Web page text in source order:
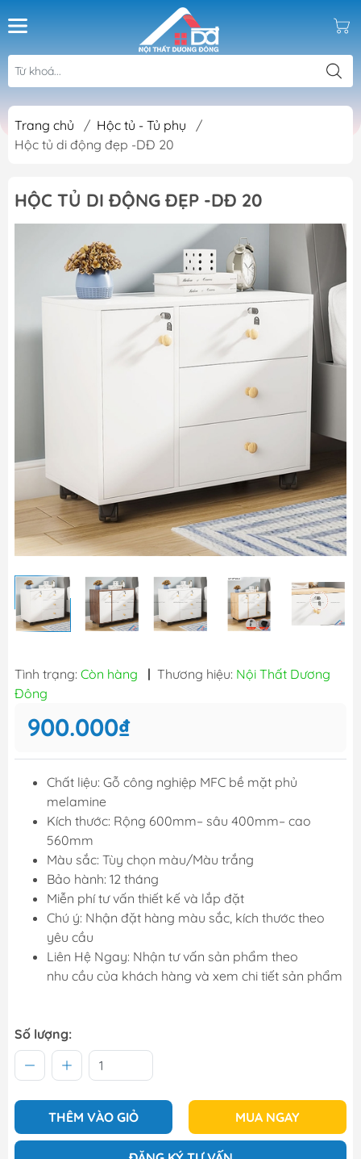
Trang chủ / Hộc tủ - Tủ phụ
/
Hộc tủ di động đẹp -DĐ 20
HỘC TỦ DI ĐỘNG ĐẸP -DĐ 20
Tình trạng: Còn hàng | Thương hiệu: Nội Thất Dương
Đông
900.000₫
Chất liệu: Gỗ công nghiệp MFC bề mặt phủ
melamine
Kích thước: Rộng 600mm– sâu 400mm– cao
560mm
Màu sắc: Tùy chọn màu/Màu trắng
Bảo hành: 12 tháng
Miễn phí tư vấn thiết kế và lắp đặt
Chú ý: Nhận đặt hàng màu sắc, kích thước theo
yêu cầu
Liên Hệ Ngay: Nhận tư vấn sản phẩm theo
nhu cầu của khách hàng và xem chi tiết sản phẩm
Số lượng:
THÊM VÀO GIỎ MUA NGAY